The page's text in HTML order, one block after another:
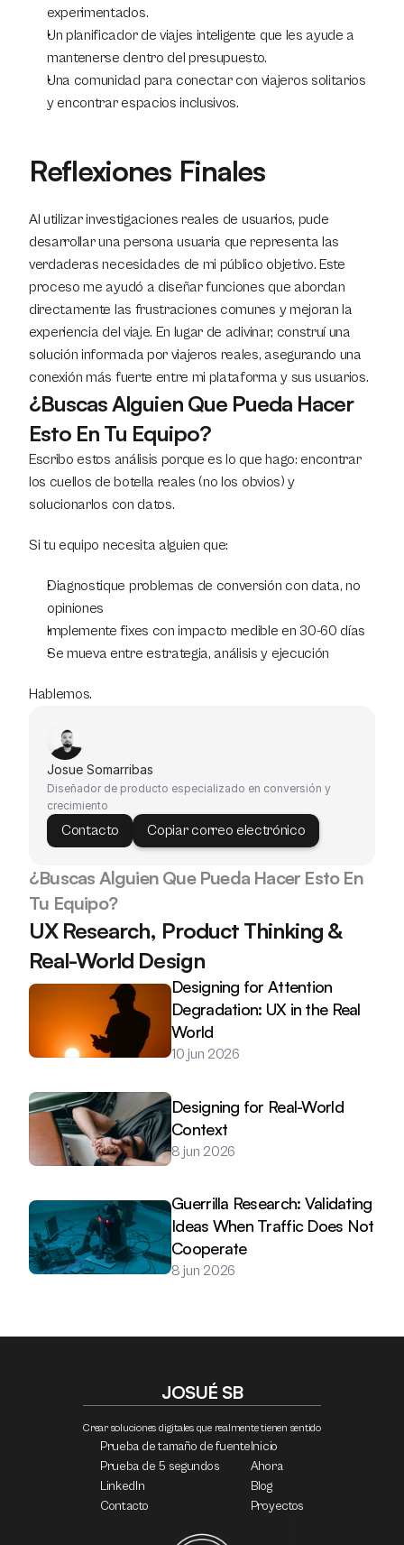
experimentados.
Un planificador de viajes inteligente que les ayude a
mantenerse dentro del presupuesto.
Una comunidad para conectar con viajeros solitarios
y encontrar espacios inclusivos.
Reflexiones Finales
Al utilizar investigaciones reales de usuarios, pude
desarrollar una persona usuaria que representa las
verdaderas necesidades de mi público objetivo. Este
proceso me ayudó a diseñar funciones que abordan
directamente las frustraciones comunes y mejoran la
experiencia del viaje. En lugar de adivinar, construí una
solución informada por viajeros reales, asegurando una
conexión más fuerte entre mi plataforma y sus usuarios.
¿Buscas Alguien Que Pueda Hacer
Esto En Tu Equipo?
Escribo estos análisis porque es lo que hago: encontrar
los cuellos de botella reales (no los obvios) y
solucionarlos con datos.
Si tu equipo necesita alguien que:
Diagnostique problemas de conversión con data, no
opiniones
Implemente fixes con impacto medible en 30-60 días
Se mueva entre estrategia, análisis y ejecución
Hablemos.
Josue Somarribas
Diseñador de producto especializado en conversión y
crecimiento
Contacto Copiar correo electrónico
¿Buscas Alguien Que Pueda Hacer Esto En
Tu Equipo?
UX Research, Product Thinking &
Real-World Design
Designing for Attention
Degradation: UX in the Real
World
10 jun 2026
Designing for Real-World
Context
8 jun 2026
Guerrilla Research: Validating
Ideas When Traffic Does Not
Cooperate
8 jun 2026
JOSUÉ SB
Crear soluciones digitales que realmente tienen sentido
Prueba de tamaño de fuente
Prueba de 5 segundos
LinkedIn
Contacto
Inicio
Ahora
Blog
Proyectos